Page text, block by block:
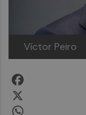
Víctor Peiro